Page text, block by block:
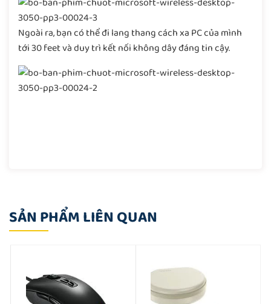
Ngoài ra, bạn có thể đi lang thang cách xa PC của mình
tới 30 feet và duy trì kết nối không dây đáng tin cậy.
SẢN PHẨM LIÊN QUAN